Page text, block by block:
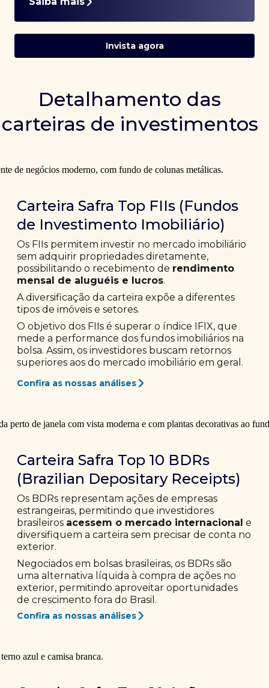
Invista agora
Detalhamento das
carteiras de investimentos
Carteira Safra Top FIIs (Fundos
de Investimento Imobiliário)
Os FIIs permitem investir no mercado imobiliário
sem adquirir propriedades diretamente,
possibilitando o recebimento de rendimento
mensal de aluguéis e lucros.
A diversificação da carteira expõe a diferentes
tipos de imóveis e setores.
O objetivo dos FIIs é superar o índice IFIX, que
mede a performance dos fundos imobiliários na
bolsa. Assim, os investidores buscam retornos
superiores aos do mercado imobiliário em geral.
Confira as nossas análises
Carteira Safra Top 10 BDRs
(Brazilian Depositary Receipts)
Os BDRs representam ações de empresas
estrangeiras, permitindo que investidores
brasileiros acessem o mercado internacional e
diversifiquem a carteira sem precisar de conta no
exterior.
Negociados em bolsas brasileiras, os BDRs são
uma alternativa líquida à compra de ações no
exterior, permitindo aproveitar oportunidades
de crescimento fora do Brasil.
Confira as nossas análises